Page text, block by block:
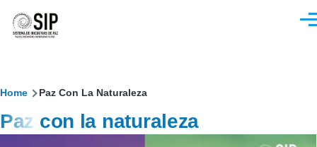
Sobrescribir
enlaces
Home Paz Con La Naturaleza
Paz con la naturaleza